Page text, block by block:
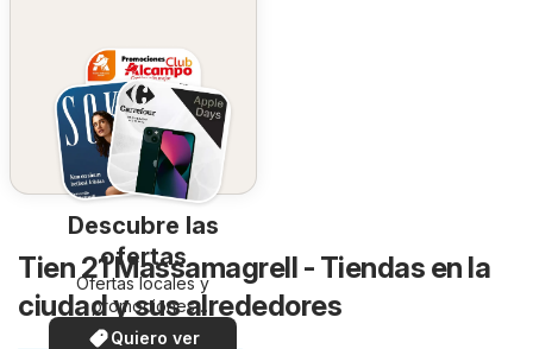
Descubre las
ofertas
Ofertas locales y
promociones
especiales.
Quiero ver
Tien 21 Massamagrell - Tiendas en la
ciudad y sus alrededores